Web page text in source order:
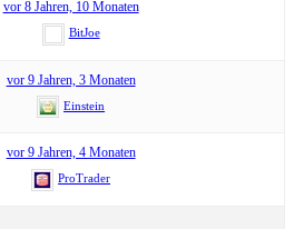
vor 8 Jahren, 10 Monaten
BitJoe
vor 9 Jahren, 3 Monaten
Einstein
vor 9 Jahren, 4 Monaten
ProTrader